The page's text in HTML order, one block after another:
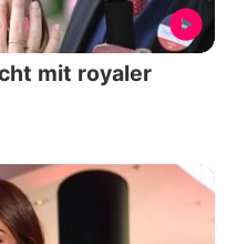
mit royaler